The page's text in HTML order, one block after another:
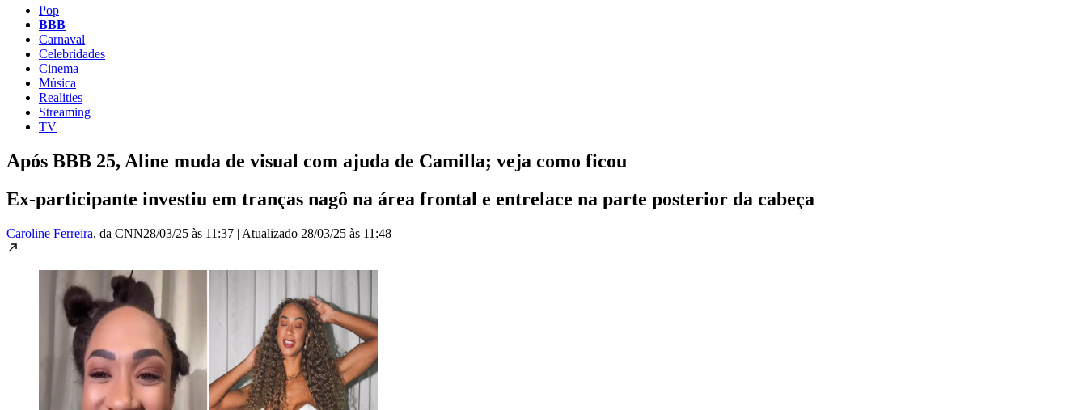
Pop
BBB
Carnaval
Celebridades
Cinema
Música
Realities
Streaming
TV
Após BBB 25, Aline muda de visual com ajuda de Camilla; veja como ficou
Ex-participante investiu em tranças nagô na área frontal e entrelace na parte posterior da cabeça
Caroline Ferreira, da CNN28/03/25 às 11:37 | Atualizado 28/03/25 às 11:48